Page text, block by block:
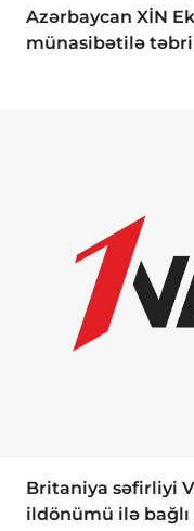
Azərbaycan XİN
münasibətilə
Britaniya səfirliyi
ildönümü ilə bağlı